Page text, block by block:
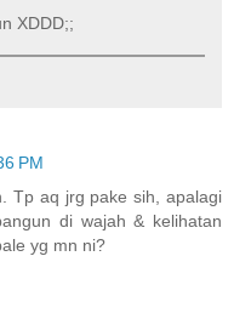
XDDD;;
PM
Tp aq jrg pake sih, apalagi
di wajah & kelihatan
yg mn ni?